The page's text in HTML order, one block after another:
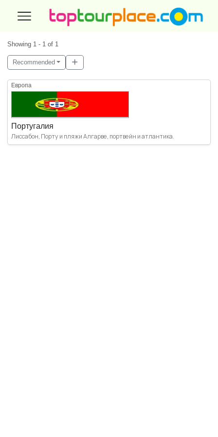
Showing 1 - 1 of 1
Recommended
Европа
Португалия
Лиссабон, Порту и пляжи Алгарве, портвейн и атлантика.